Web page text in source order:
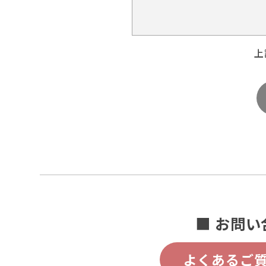
■ お問い
よくあるご